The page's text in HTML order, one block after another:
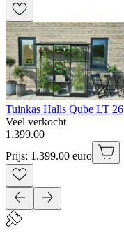
Tuinkas Halls Qube LT 26
Veel verkocht
1 .399.00
Prijs: 1.399.00 euro